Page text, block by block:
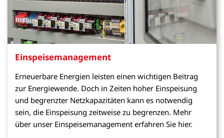
Einspeisemanagement
Erneuerbare Energien leisten einen wichtigen Beitrag
zur Energiewende. Doch in Zeiten hoher Einspeisung
und begrenzter Netzkapazitäten kann es notwendig
sein, die Einspeisung zeitweise zu begrenzen. Mehr
über unser Einspeisemanagement erfahren Sie hier.